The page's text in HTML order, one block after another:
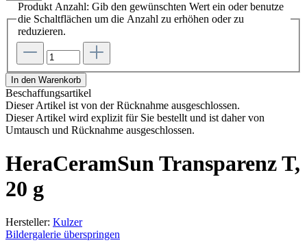
Produkt Anzahl: Gib den gewünschten Wert ein oder benutze
die Schaltflächen um die Anzahl zu erhöhen oder zu
reduzieren.
In den Warenkorb
Beschaffungsartikel
Dieser Artikel ist von der Rücknahme ausgeschlossen.
Dieser Artikel wird explizit für Sie bestellt und ist daher von
Umtausch und Rücknahme ausgeschlossen.
HeraCeramSun Transparenz T,
20 g
Hersteller: Kulzer
Bildergalerie überspringen